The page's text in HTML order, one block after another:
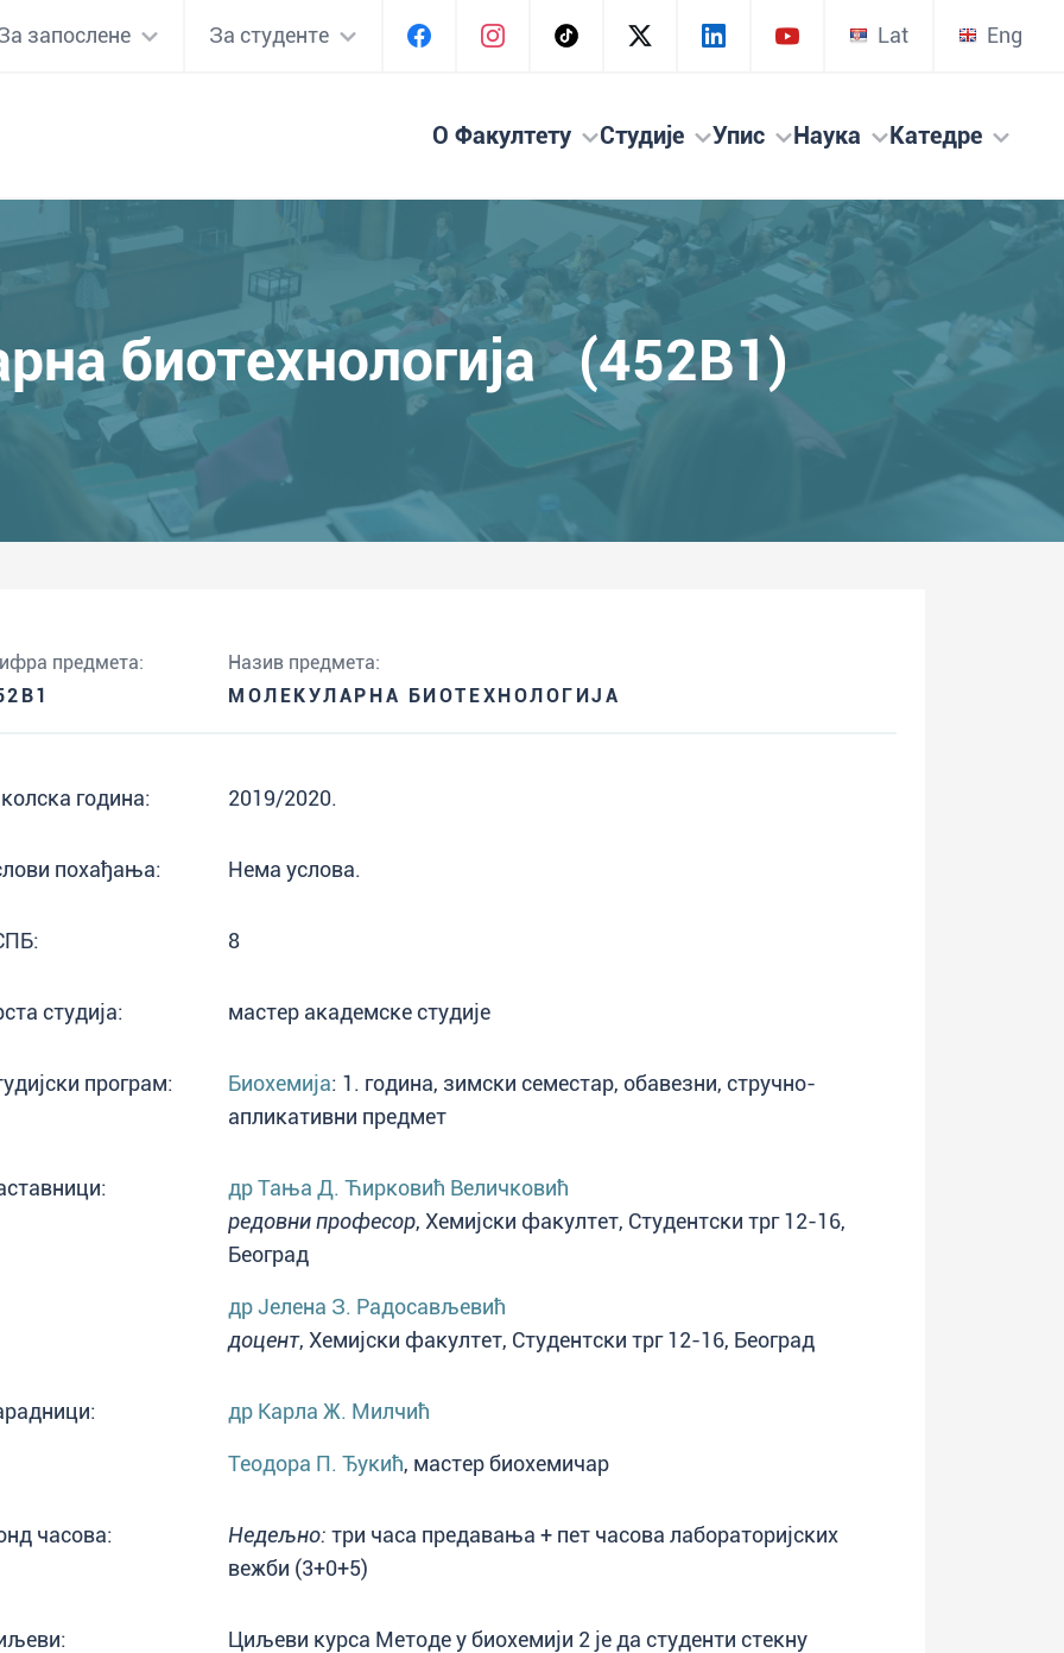
запослене За студенте Lat Eng
О Факултету Студије Упис Наука Катедре
биотехнологија (452B1)
предмета:
Назив предмета:
МОЛЕКУЛАРНА БИОТЕХНОЛОГИЈА
година: 2019/2020.
похађања: Нема услова.
8
студија: мастер академске студије
програм: Биохемија: 1. година, зимски семестар, обавезни, стручно-
апликативни предмет
др Тања Д. Ћирковић Величковић
редовни професор, Хемијски факултет, Студентски трг 12-16,
Београд
др Јелена З. Радосављевић
доцент, Хемијски факултет, Студентски трг 12-16, Београд
др Карла Ж. Милчић
Теодора П. Ђукић, мастер биохемичар
часова: Недељно: три часа предавања + пет часова лабораторијских
вежби (3+0+5)
Циљеви курса Методе у биохемији 2 је да студенти стекну